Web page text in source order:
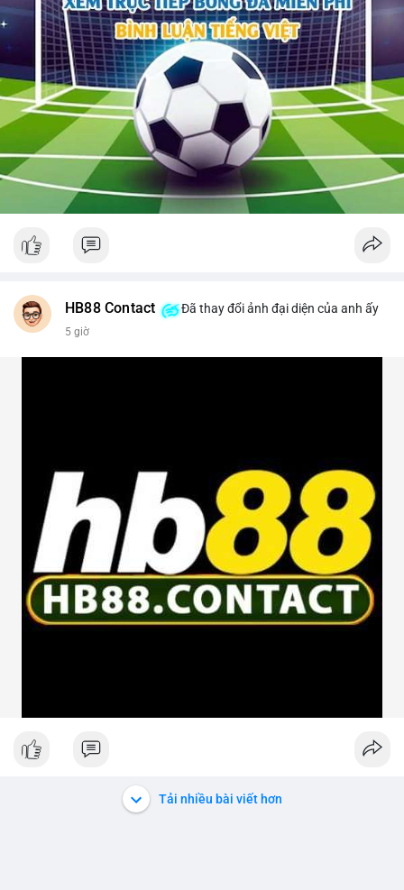
HB88 Contact Đã thay đổi ảnh đại diện của anh ấy
5 giờ
Tải nhiều bài viết hơn